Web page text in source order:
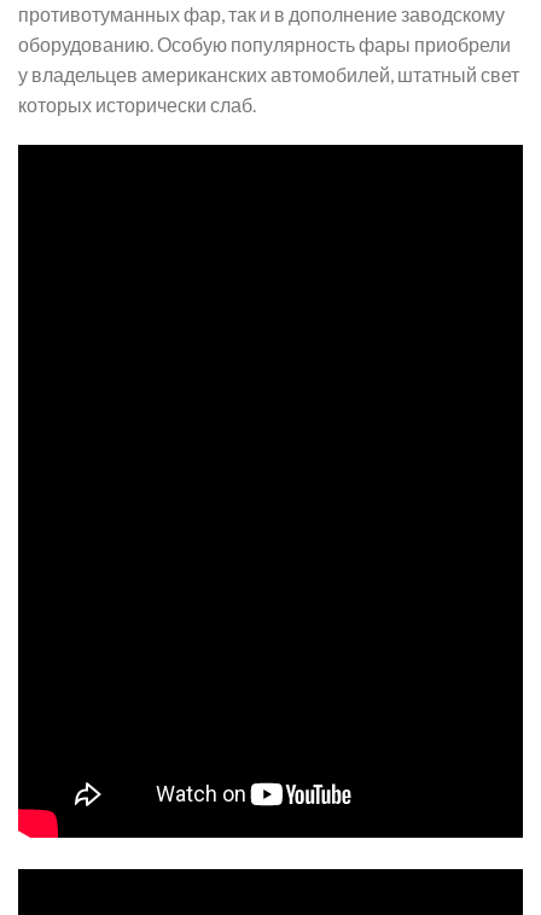
противотуманных фар, так и в дополнение заводскому
оборудованию. Особую популярность фары приобрели
у владельцев американских автомобилей, штатный свет
которых исторически слаб.